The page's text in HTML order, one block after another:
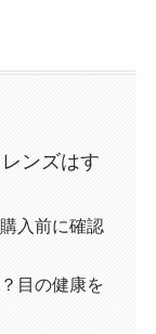
ンズはす
入前に確認
目の健康を